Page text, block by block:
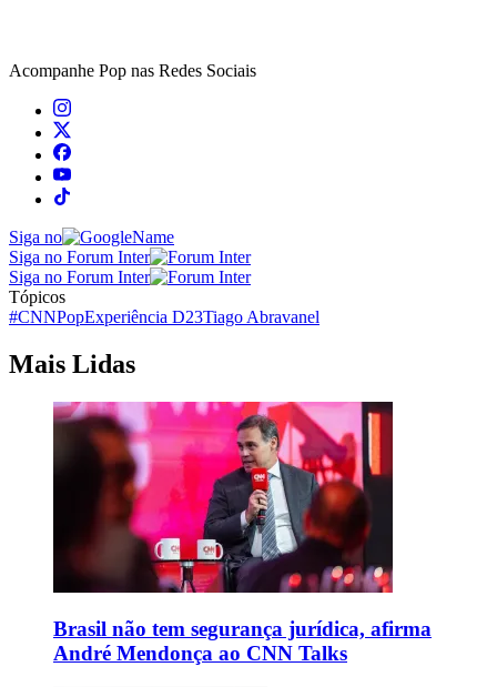
Acompanhe Pop nas Redes Sociais
Siga no
Siga no Forum Inter
Siga no Forum Inter
Tópicos
#CNNPopExperiência D23Tiago Abravanel
Mais Lidas
Brasil não tem segurança jurídica, afirma
André Mendonça ao CNN Talks